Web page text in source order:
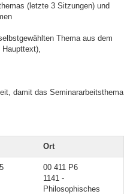
(letzte 3 Sitzungen) und
Thema aus dem
damit das Seminararbeitsthema
Ort
00 411 P6
1141 -
Philosophisches